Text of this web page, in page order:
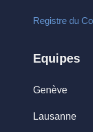
Registre du
Equipes
Genève
Lausanne